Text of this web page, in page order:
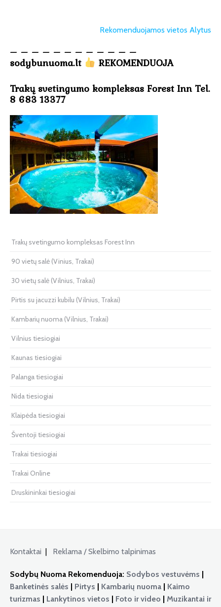
Rekomenduojamos vietos Alytus
– – – – – – – – – – – –
sodybunuoma.lt
REKOMENDUOJA
Trakų svetingumo kompleksas Forest Inn Tel.
8 683 13377
Trakų svetingumo kompleksas Forest Inn
90 vietų salė (Vinius, Trakai)
30 vietų salė (Vilnius, Trakai)
Pirtis su jacuzzi kubilu (Vilnius, Trakai)
Kambarių nuoma (Vilnius, Trakai)
Vilnius tiesiogiai
Kaunas tiesiogiai
Palanga tiesiogiai
Nida tiesiogiai
Klaipėda tiesiogiai
Šventoji tiesiogiai
Trakai tiesiogiai
Trakai Online
Druskininkai tiesiogiai
Kontaktai | Reklama / Skelbimo talpinimas
Sodybų Nuoma Rekomenduoja: Sodybos vestuvėms |
Banketinės salės | Pirtys | Kambarių nuoma | Kaimo
turizmas | Lankytinos vietos | Foto ir video | Muzikantai ir